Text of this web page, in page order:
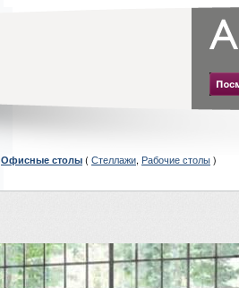
Офисные столы ( Стеллажи, Рабочие столы)